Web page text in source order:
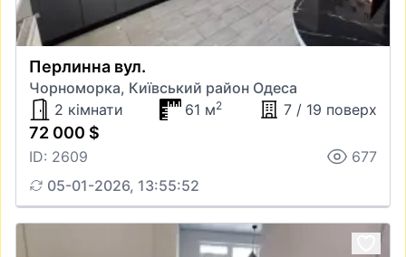
Перлинна вул.
Чорноморка, Київський район Одеса
2 кімнати
61 м2 7 / 19 поверх
72 000 $
ID: 2609
677
05-01-2026, 13:55:52